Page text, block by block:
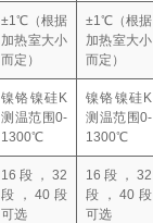
±1℃（根据
加热室大小
而定）
±1℃（根据
加热室大小
而定）
镍铬镍硅K
测温范围0-
1300℃
镍铬镍硅K
测温范围0-
1300℃
16段，32
段，40段
可选
16段，32
段，40段
可选